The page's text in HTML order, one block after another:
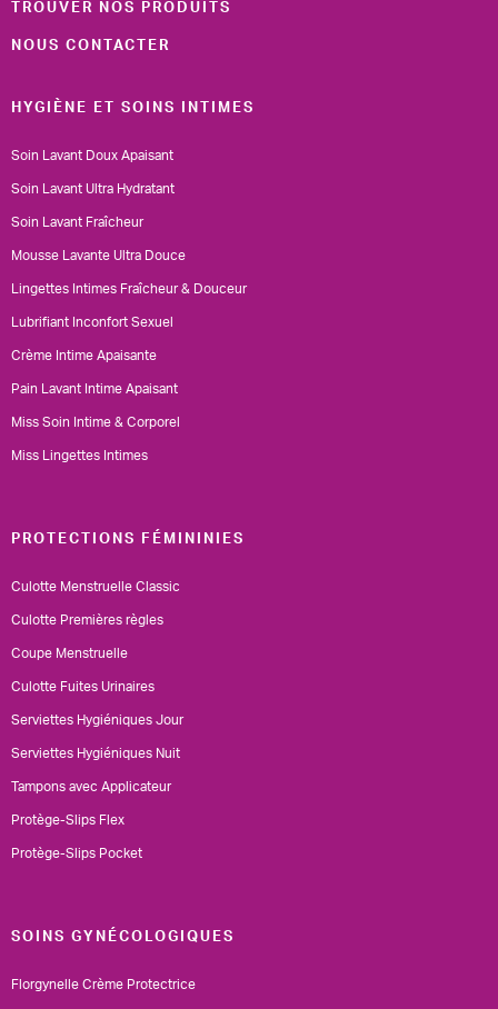
TROUVER NOS PRODUITS
NOUS CONTACTER
HYGIÈNE ET SOINS INTIMES
Soin Lavant Doux Apaisant
Soin Lavant Ultra Hydratant
Soin Lavant Fraîcheur
Mousse Lavante Ultra Douce
Lingettes Intimes Fraîcheur & Douceur
Lubrifiant Inconfort Sexuel
Crème Intime Apaisante
Pain Lavant Intime Apaisant
Miss Soin Intime & Corporel
Miss Lingettes Intimes
PROTECTIONS FÉMININIES
Culotte Menstruelle Classic
Culotte Premières règles
Coupe Menstruelle
Culotte Fuites Urinaires
Serviettes Hygiéniques Jour
Serviettes Hygiéniques Nuit
Tampons avec Applicateur
Protège-Slips Flex
Protège-Slips Pocket
SOINS GYNÉCOLOGIQUES
Florgynelle Crème Protectrice